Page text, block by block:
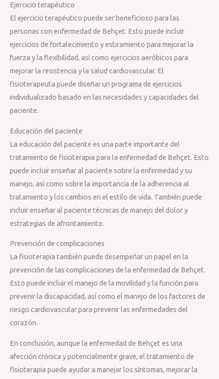
Ejercicio terapéutico
El ejercicio terapéutico puede ser beneficioso para las
personas con enfermedad de Behçet. Esto puede incluir
ejercicios de fortalecimiento y estiramiento para mejorar la
fuerza y la flexibilidad, así como ejercicios aeróbicos para
mejorar la resistencia y la salud cardiovascular. El
fisioterapeuta puede diseñar un programa de ejercicios
individualizado basado en las necesidades y capacidades del
paciente.
Educación del paciente
La educación del paciente es una parte importante del
tratamiento de fisioterapia para la enfermedad de Behçet. Esto
puede incluir enseñar al paciente sobre la enfermedad y su
manejo, así como sobre la importancia de la adherencia al
tratamiento y los cambios en el estilo de vida. También puede
incluir enseñar al paciente técnicas de manejo del dolor y
estrategias de afrontamiento.
Prevención de complicaciones
La fisioterapia también puede desempeñar un papel en la
prevención de las complicaciones de la enfermedad de Behçet.
Esto puede incluir el manejo de la movilidad y la función para
prevenir la discapacidad, así como el manejo de los factores de
riesgo cardiovascular para prevenir las enfermedades del
corazón.
En conclusión, aunque la enfermedad de Behçet es una
afección crónica y potencialmente grave, el tratamiento de
fisioterapia puede ayudar a manejar los síntomas, mejorar la